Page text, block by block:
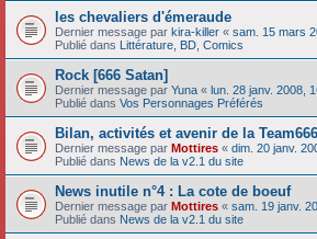
les chevaliers d'émeraude
Dernier message par kira-killer « sam. 15 mars
Publié dans Littérature, BD, Comics
Rock [666 Satan]
Dernier message par Yuna « lun. 28 janv. 2008,
Publié dans Vos Personnages Préférés
Bilan, activités et avenir de la Team666
Dernier message par Mottires « dim. 20 janv.
Publié dans News de la v2.1 du site
News inutile n°4 : La cote de boeuf
Dernier message par Mottires « sam. 19 janv.
Publié dans News de la v2.1 du site